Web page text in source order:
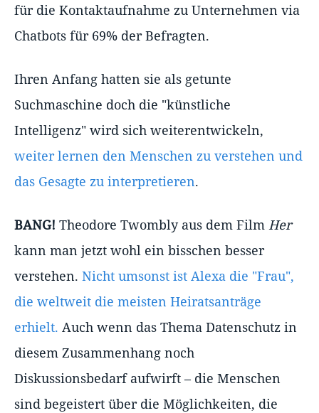
für die Kontaktaufnahme zu Unternehmen via
Chatbots für 69% der Befragten.
Ihren Anfang hatten sie als getunte
Suchmaschine doch die "künstliche
Intelligenz" wird sich weiterentwickeln,
weiter lernen den Menschen zu verstehen und
das Gesagte zu interpretieren.
BANG! Theodore Twombly aus dem Film Her
kann man jetzt wohl ein bisschen besser
verstehen. Nicht umsonst ist Alexa die "Frau",
die weltweit die meisten Heiratsanträge
erhielt. Auch wenn das Thema Datenschutz in
diesem Zusammenhang noch
Diskussionsbedarf aufwirft – die Menschen
sind begeistert über die Möglichkeiten, die